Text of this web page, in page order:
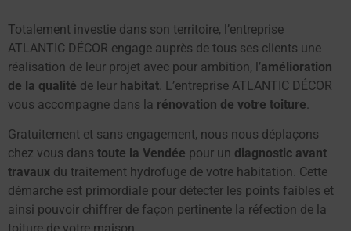
Totalement investie dans son territoire, l’entreprise
ATLANTIC DÉCOR engage auprès de tous ses clients une
réalisation de leur projet avec pour ambition, l’amélioration
de la qualité de leur habitat . L’entreprise ATLANTIC DÉCOR
vous accompagne dans la rénovation de votre toiture
Gratuitement et sans engagement, nous nous déplaçons
chez vous dans toute la Vendée pour un diagnostic avant
travaux du traitement hydrofuge de votre habitation. Cette
démarche est primordiale pour détecter les points faibles et
ainsi pouvoir chiffrer de façon pertinente la réfection de la